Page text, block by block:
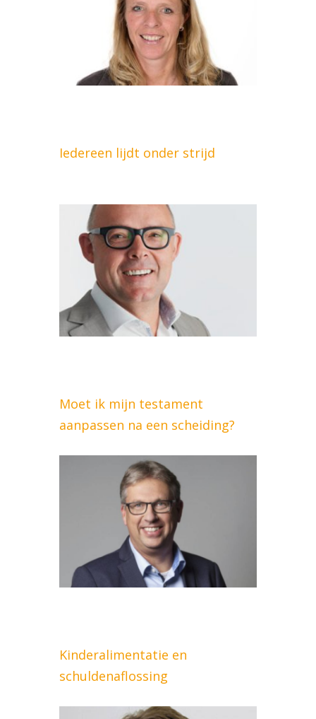
Iedereen lijdt onder strijd
Moet ik mijn testament
aanpassen na een scheiding?
Kinderalimentatie en
schuldenaflossing